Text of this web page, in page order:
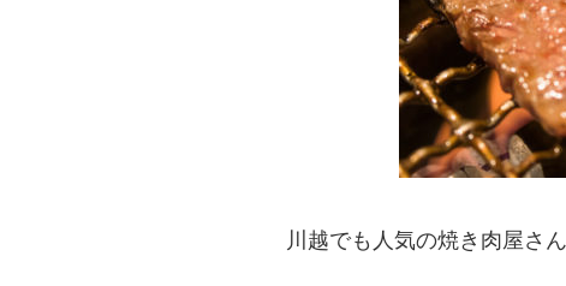
川越でも人気の焼き肉屋さ